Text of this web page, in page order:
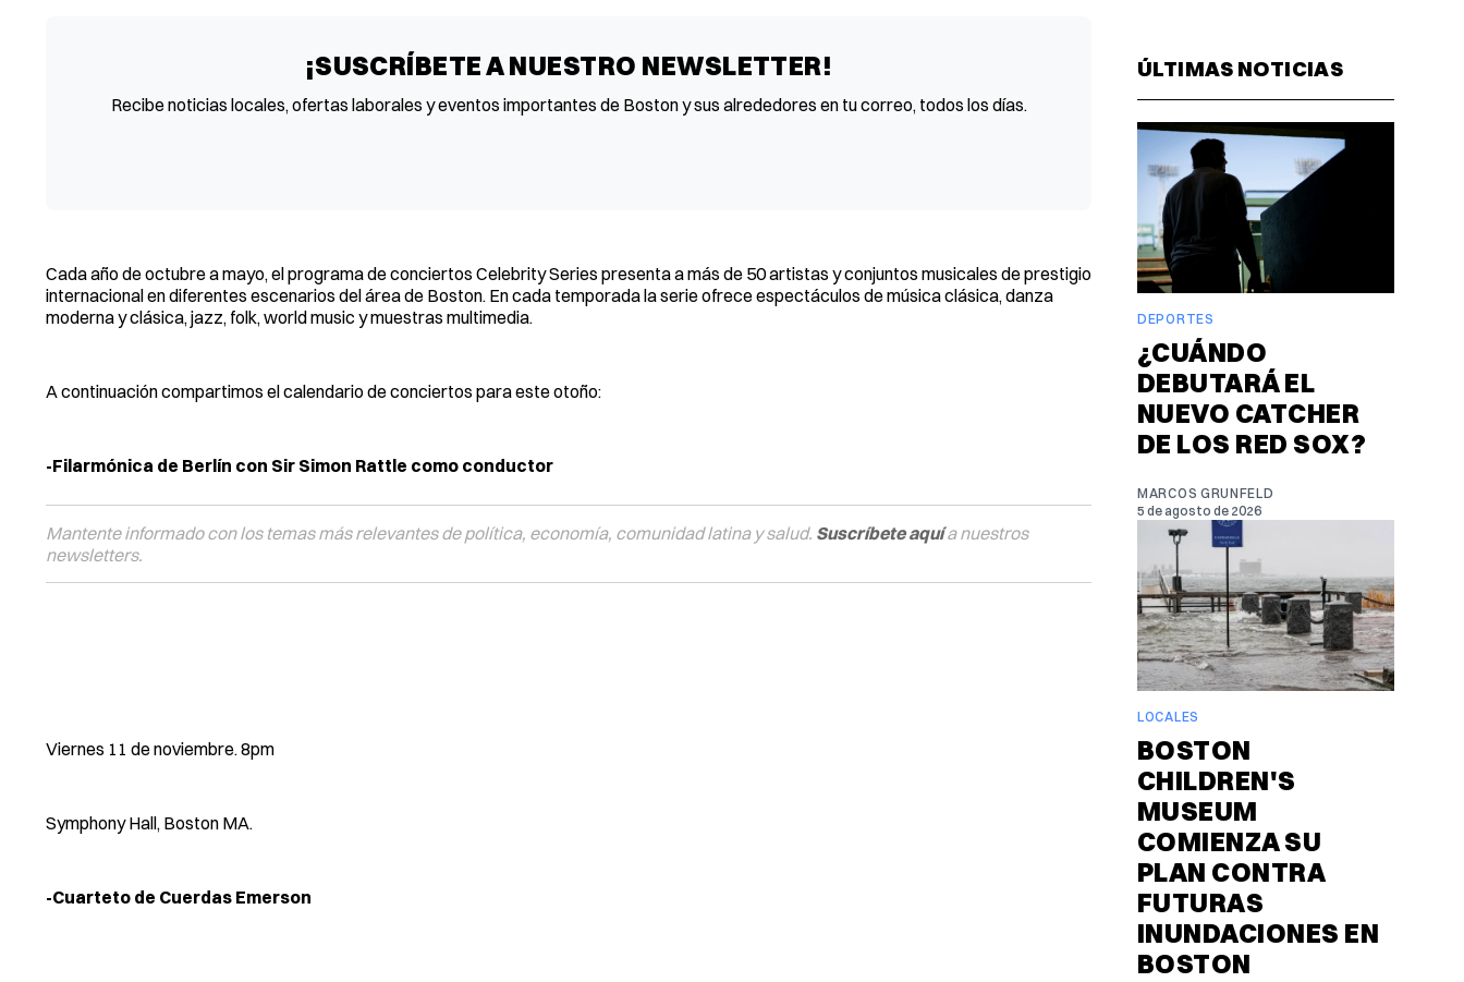
¡SUSCRÍBETE A NUESTRO NEWSLETTER!
Recibe noticias locales, ofertas laborales y eventos importantes de Boston y sus alrededores en tu correo, todos los días.
Cada año de octubre a mayo, el programa de conciertos Celebrity Series presenta a más de 50 artistas y conjuntos musicales de prestigio
internacional en diferentes escenarios del área de Boston. En cada temporada la serie ofrece espectáculos de música clásica, danza
moderna y clásica, jazz, folk, world music y muestras multimedia.
A continuación compartimos el calendario de conciertos para este otoño:
-Filarmónica de Berlín con Sir Simon Rattle como conductor
Mantente informado con los temas más relevantes de política, economía, comunidad latina y salud. Suscríbete aquía nuestros
newsletters.
Viernes 11 de noviembre. 8pm
Symphony Hall, Boston MA.
-Cuarteto de Cuerdas Emerson
ÚLTIMAS NOTICIAS
DEPORTES
¿CUÁNDO
DEBUTARÁ EL
NUEVO CATCHER
DE LOS RED SOX?
MARCOS GRUNFELD
5 de agosto de 2026
LOCALES
BOSTON
CHILDREN'S
MUSEUM
COMIENZA SU
PLAN CONTRA
FUTURAS
INUNDACIONES EN
BOSTON